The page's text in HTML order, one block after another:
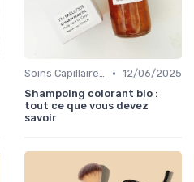
Soins Capillaires Bio • 12/06/2025
Shampoing colorant bio :
tout ce que vous devez
savoir